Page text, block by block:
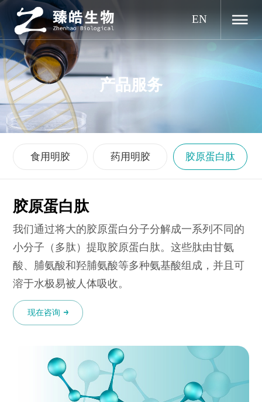
EN
产品服务
食用明胶 药用明胶 胶原蛋白肽
胶原蛋白肽
我们通过将大的胶原蛋白分子分解成一系列不同的
小分子（多肽）提取胶原蛋白肽。这些肽由甘氨
酸、脯氨酸和羟脯氨酸等多种氨基酸组成，并且可
溶于水极易被人体吸收。
现在咨询